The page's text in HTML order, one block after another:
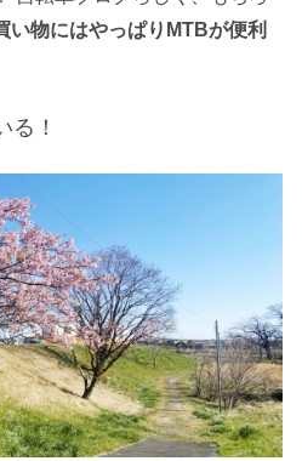
い物にはやっぱりMTBが便利
る！